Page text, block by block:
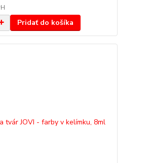
Pridať do košíka